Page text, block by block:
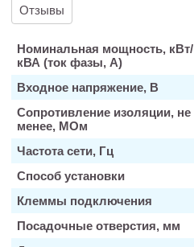
Отзывы
Номинальная мощность, кВт/
кВА (ток фазы, А)
Входное напряжение, В
Сопротивление изоляции, не
менее, МОм
Частота сети, Гц
Способ установки
Клеммы подключения
Посадочные отверстия, мм